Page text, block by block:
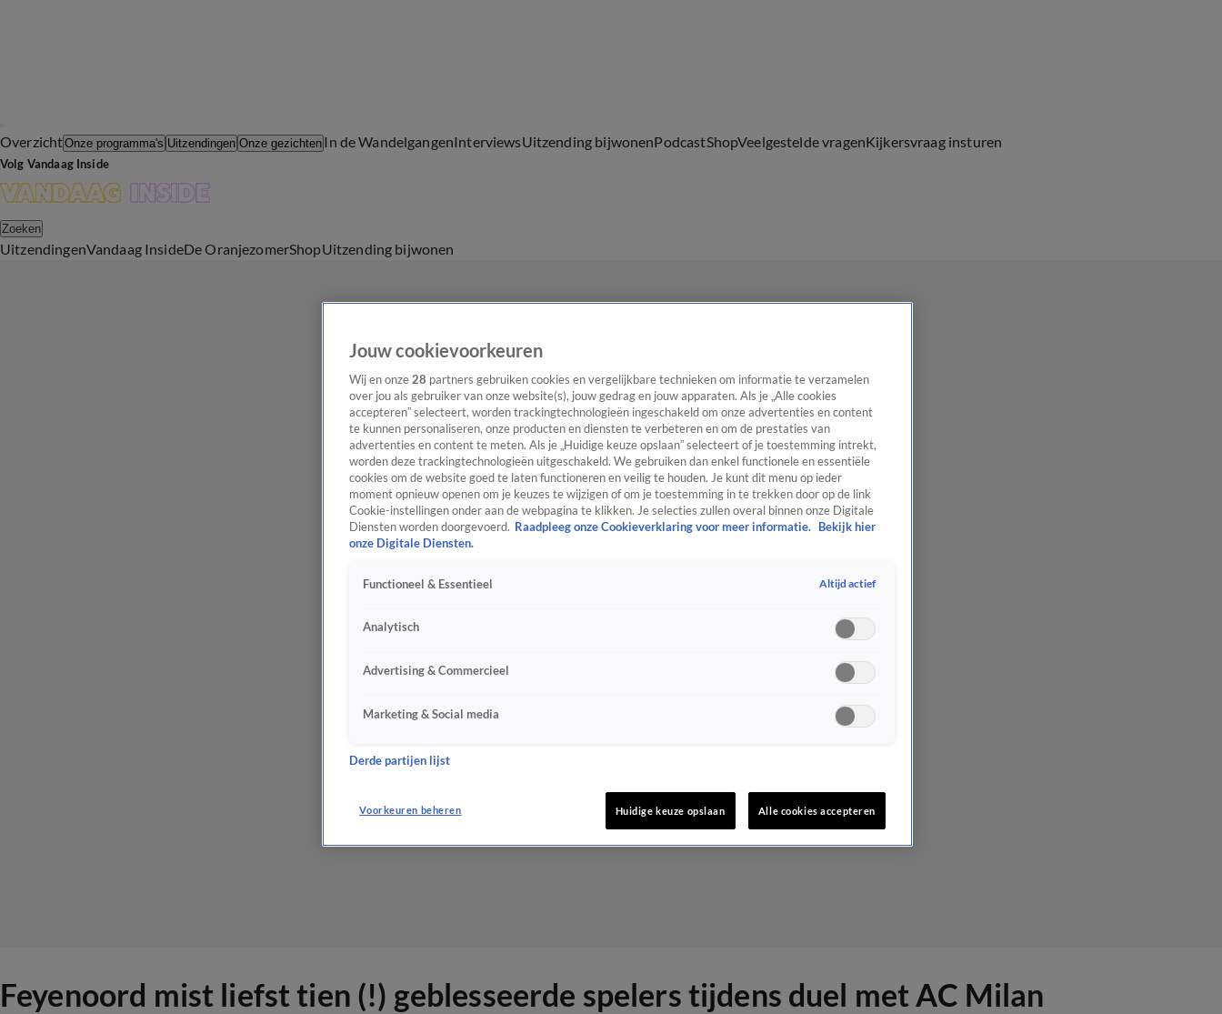
OverzichtOnze programma's Uitzendingen Onze gezichten In de WandelgangenInterviewsUitzending bijwonenPodcastShopVeelgestelde vragenKijkersvraag insturen
Volg Vandaag Inside
Zoeken
UitzendingenVandaag InsideDe OranjezomerShopUitzending bijwonen
Feyenoord mist liefst tien (!) geblesseerde spelers tijdens duel met AC Milan
Jouw cookievoorkeuren
Wij en onze 28 partners gebruiken cookies en vergelijkbare technieken om informatie te verzamelen
over jou als gebruiker van onze website(s), jouw gedrag en jouw apparaten. Als je „Alle cookies
accepteren” selecteert, worden trackingtechnologieën ingeschakeld om onze advertenties en content
te kunnen personaliseren, onze producten en diensten te verbeteren en om de prestaties van
advertenties en content te meten. Als je „Huidige keuze opslaan” selecteert of je toestemming intrekt,
worden deze trackingtechnologieën uitgeschakeld. We gebruiken dan enkel functionele en essentiële
cookies om de website goed te laten functioneren en veilig te houden. Je kunt dit menu op ieder
moment opnieuw openen om je keuzes te wijzigen of om je toestemming in te trekken door op de link
Cookie-instellingen onder aan de webpagina te klikken. Je selecties zullen overal binnen onze Digitale
Diensten worden doorgevoerd. Raadpleeg onze Cookieverklaring voor meer informatie.
Bekijk hier
onze Digitale Diensten.
Functioneel & Essentieel Altijd actief
Analytisch
Advertising & Commercieel
Marketing & Social media
Derde partijen lijst
Voorkeuren beheren Huidige keuze opslaan Alle cookies accepteren